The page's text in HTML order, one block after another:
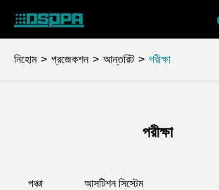
নিহোম প্রজেকশন আন্তরিট পরীক্ষা
পরীক্ষা
পঞ্চা আসটিশন সিস্টেম